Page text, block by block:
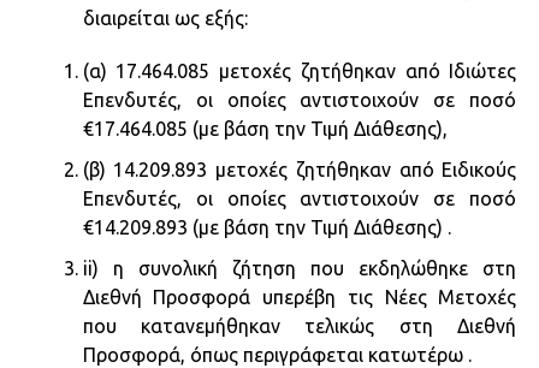
διαιρείται ως εξής:
(α) 17.464.085 μετοχές ζητήθηκαν από Ιδιώτες
Επενδυτές, οι οποίες αντιστοιχούν σε ποσό
€17.464.085 (με βάση την Τιμή Διάθεσης),
(β) 14.209.893 μετοχές ζητήθηκαν από Ειδικούς
Επενδυτές, οι οποίες αντιστοιχούν σε ποσό
€14.209.893 (με βάση την Τιμή Διάθεσης) .
ii) η συνολική ζήτηση που εκδηλώθηκε στη
Διεθνή Προσφορά υπερέβη τις Νέες Μετοχές
που κατανεμήθηκαν τελικώς στη Διεθνή
Προσφορά, όπως περιγράφεται κατωτέρω .